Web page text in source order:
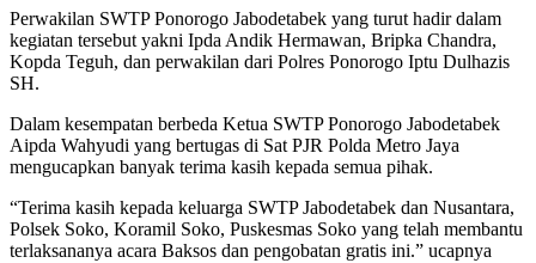
Perwakilan SWTP Ponorogo Jabodetabek yang turut hadir dalam
kegiatan tersebut yakni Ipda Andik Hermawan, Bripka Chandra,
Kopda Teguh, dan perwakilan dari Polres Ponorogo Iptu Dulhazis
SH.
Dalam kesempatan berbeda Ketua SWTP Ponorogo Jabodetabek
Aipda Wahyudi yang bertugas di Sat PJR Polda Metro Jaya
mengucapkan banyak terima kasih kepada semua pihak.
“Terima kasih kepada keluarga SWTP Jabodetabek dan Nusantara,
Polsek Soko, Koramil Soko, Puskesmas Soko yang telah membantu
terlaksananya acara Baksos dan pengobatan gratis ini.” ucapnya